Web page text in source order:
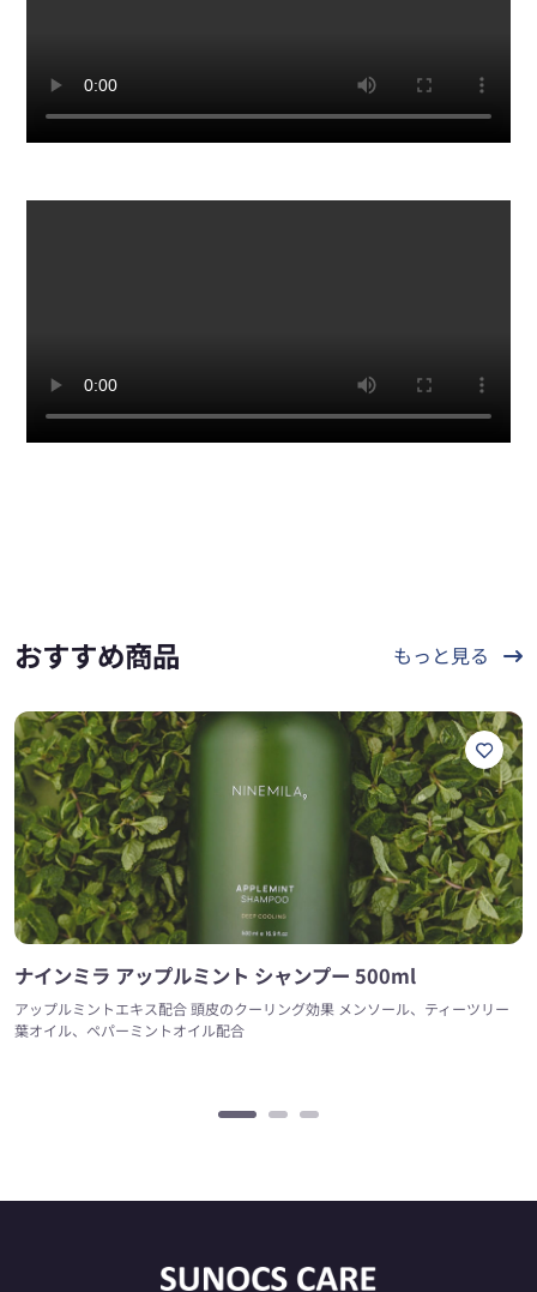
おすすめ商品 もっと見る
ナインミラ アップルミント シャンプー 500ml
アップルミントエキス配合 頭皮のクーリング効果 メンソール、ティーツリー
葉オイル、ペパーミントオイル配合